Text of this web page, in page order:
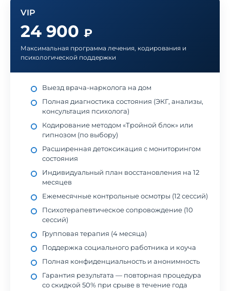
VIP
24 900 ₽
Максимальная программа лечения, кодирования и
психологической поддержки
Выезд врача-нарколога на дом
Полная диагностика состояния (ЭКГ, анализы,
консультация психолога)
Кодирование методом «Тройной блок» или
гипнозом (по выбору)
Расширенная детоксикация с мониторингом
состояния
Индивидуальный план восстановления на 12
месяцев
Ежемесячные контрольные осмотры (12 сессий)
Психотерапевтическое сопровождение (10
сессий)
Групповая терапия (4 месяца)
Поддержка социального работника и коуча
Полная конфиденциальность и анонимность
Гарантия результата — повторная процедура
со скидкой 50% при срыве в течение года